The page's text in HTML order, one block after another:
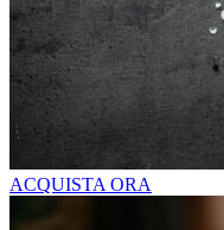
ACQUISTA ORA